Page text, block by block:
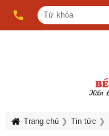
Trang chủ Tin tức